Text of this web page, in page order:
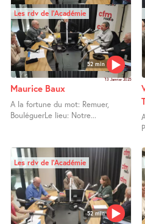
52 min
Les rdv de l’Académie
13 Janvier 2025
Maurice Baux
A la fortune du mot: Remuer,
BouléguerLe lieu: Notre...
52 min
Les rdv de l’Académie